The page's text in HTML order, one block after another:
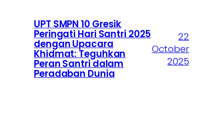
UPT SMPN 10 Gresik
Peringati Hari Santri 2025
dengan Upacara
Khidmat: Teguhkan
Peran Santri dalam
Peradaban Dunia
22
October
2025